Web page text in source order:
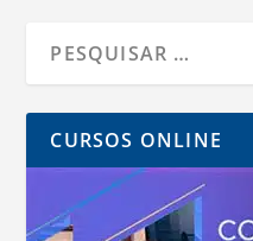
CURSOS ONLINE